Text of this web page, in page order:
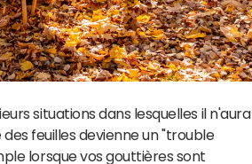
situations dans lesquelles il n'aura
des feuilles devienne un "trouble
lorsque vos gouttières sont